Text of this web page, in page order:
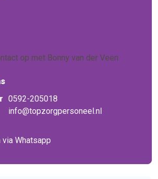
op met Bonny van der Veen
0592-205018
info@topzorgpersoneel.nl
Whatsapp